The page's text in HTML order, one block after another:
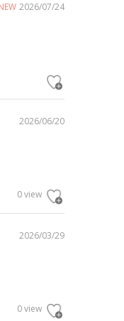
2026/07/24
2026/06/20
0 view
2026/03/29
0 view